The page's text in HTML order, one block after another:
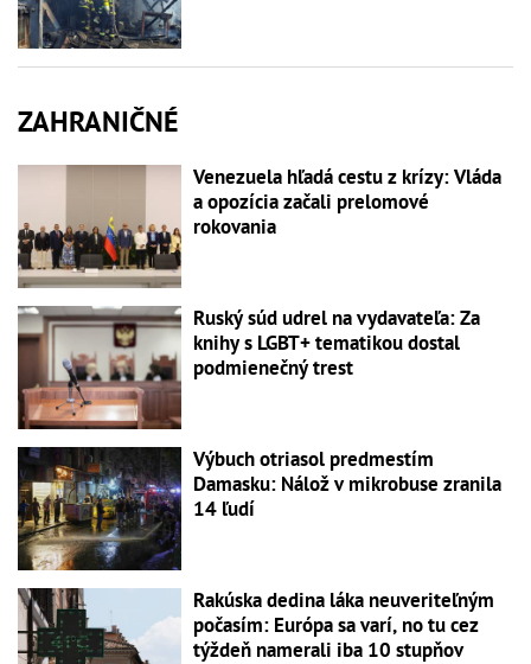
ZAHRANIČNÉ
Venezuela hľadá cestu z krízy: Vláda
a opozícia začali prelomové
rokovania
Ruský súd udrel na vydavateľa: Za
knihy s LGBT+ tematikou dostal
podmienečný trest
Výbuch otriasol predmestím
Damasku: Nálož v mikrobuse zranila
14 ľudí
Rakúska dedina láka neuveriteľným
počasím: Európa sa varí, no tu cez
týždeň namerali iba 10 stupňov